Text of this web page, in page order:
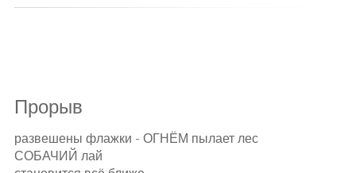
Прорыв
развешены флажки - ОГНЁМ пылает лес
СОБАЧИЙ лай